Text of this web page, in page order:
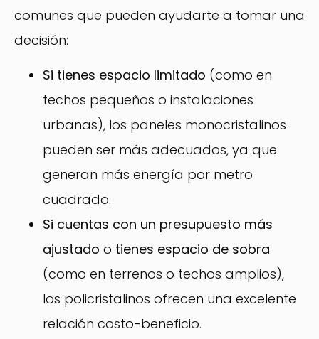
comunes que pueden ayudarte a tomar una
decisión:
Si tienes espacio limitado (como en
techos pequeños o instalaciones
urbanas), los paneles monocristalinos
pueden ser más adecuados, ya que
generan más energía por metro
cuadrado.
Si cuentas con un presupuesto más
ajustado o tienes espacio de sobra
(como en terrenos o techos amplios),
los policristalinos ofrecen una excelente
relación costo-beneficio.